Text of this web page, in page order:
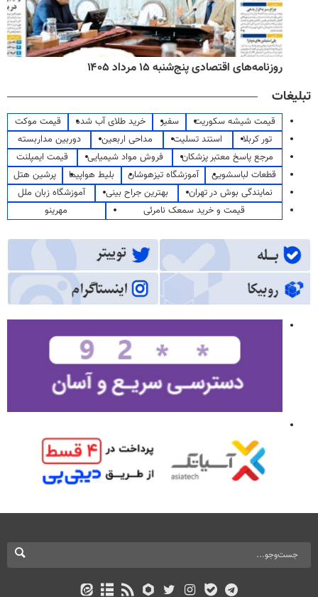
روزنامه‌های اقتصادی پنج‌شنبه ۱۵ مرداد ۱۴۰۵
تبلیغات
قیمت شیشه سکوریت سفیر خرید طلای آب شده
قیمت موکت
تور کربلا
استند تسلیت مداحی اربعین
دوربین مداربسته
مرجع پاسخ معتبر پزشکان
فروش مواد شیمیایی
قیمت ایمپلنت
قطعات لباسشویی
آموزشگاه تیزهوشان بلیط هواپیما
پرشین هتل
نمایندگی بوش در تهران
بهترین جراح بینی
آموزشگاه زبان ملل
قیمت و خرید سمعک نامرئی
مهرینو